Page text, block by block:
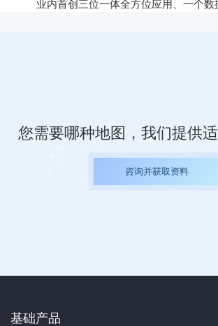
业内首创三位一体全方位应用、一个数
您需要哪种地图，我们提供
咨询并获取资料
基础产品